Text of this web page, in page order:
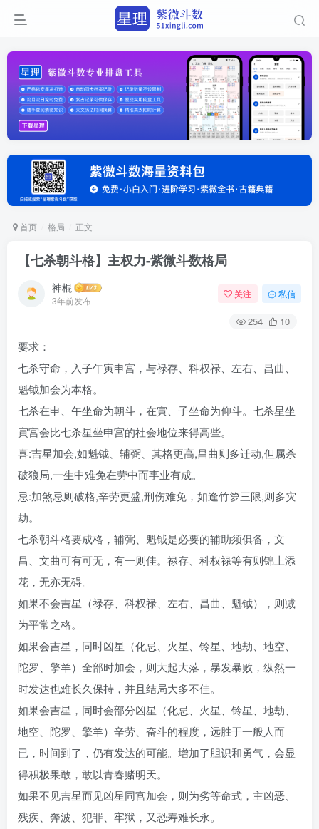
首页 格局 正文
【七杀朝斗格】主权力-紫微斗数格局
神棍
3年前发布
关注 私信
254 10
要求：
七杀守命，入子午寅申宫，与禄存、科权禄、左右、昌曲、
魁钺加会为本格。
七杀在申、午坐命为朝斗，在寅、子坐命为仰斗。七杀星坐
寅宫会比七杀星坐申宫的社会地位来得高些。
喜:吉星加会,如魁钺、辅弼、其格更高,昌曲则多迁动,但属杀
破狼局,一生中难免在劳中而事业有成。
忌:加煞忌则破格,辛劳更盛,刑伤难免，如逢竹箩三限,则多灾
劫。
七杀朝斗格要成格，辅弼、魁钺是必要的辅助须俱备，文
昌、文曲可有可无，有一则佳。禄存、科权禄等有则锦上添
花，无亦无碍。
如果不会吉星（禄存、科权禄、左右、昌曲、魁钺），则减
为平常之格。
如果会吉星，同时凶星（化忌、火星、铃星、地劫、地空、
陀罗、擎羊）全部时加会，则大起大落，暴发暴败，纵然一
时发达也难长久保持，并且结局大多不佳。
如果会吉星，同时会部分凶星（化忌、火星、铃星、地劫、
地空、陀罗、擎羊）辛劳、奋斗的程度，远胜于一般人而
已，时间到了，仍有发达的可能。增加了胆识和勇气，会显
得积极果敢，敢以青春赌明天。
如果不见吉星而见凶星同宫加会，则为劣等命式，主凶恶、
残疾、奔波、犯罪、牢狱，又恐寿难长永。